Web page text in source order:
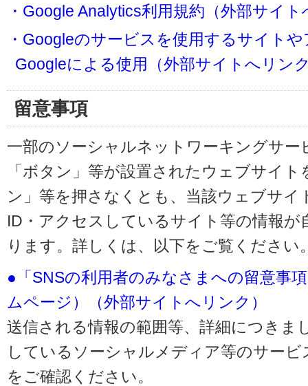
・Google Analytics利用規約（外部サイ
・Googleのサービスを使用するサイト
Googleによる使用（外部サイトへリン
留意事項
一部のソーシャルネットワーキングサー
「ボタン」等が設置されたウェブサイ
ン」等を押さなくとも、当該ウェブサイ
ID・アクセスしているサイト等の情報
ります。詳しくは、以下をご覧ください
●「SNSの利用者のみなさまへの留意事
ムページ）（外部サイトへリンク）
送信される情報の範囲等、詳細につきま
しているソーシャルメディア等のサー
をご確認ください。